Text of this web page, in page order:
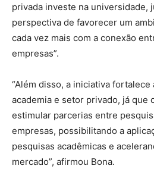
privada investe na universidade,
perspectiva de favorecer um
cada vez mais com a conexão
empresas”.
“Além disso, a iniciativa
academia e setor privado, já que
estimular parcerias entre
empresas, possibilitando a
pesquisas acadêmicas e
mercado”, afirmou Bona.